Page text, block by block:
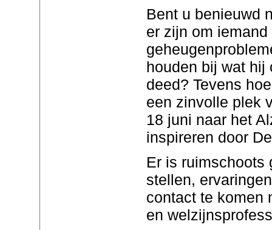
Bent u benieuwd
er zijn om
houden bij wat hij
deed? Tevens
een zinvolle plek
18 juni naar het
inspireren door
Er is ruimschoots
stellen,
contact te komen
en